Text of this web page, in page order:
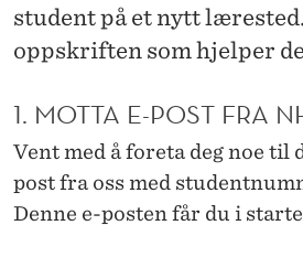
M
M
E
R
D
U
E
N
Y
D
T
Forskning
Alumni
student på et nytt
oppskriften som hjelper
1. MOTTA E-POST FRA
Vent med å foreta deg noe til
post fra oss med
Denne e-posten får du i